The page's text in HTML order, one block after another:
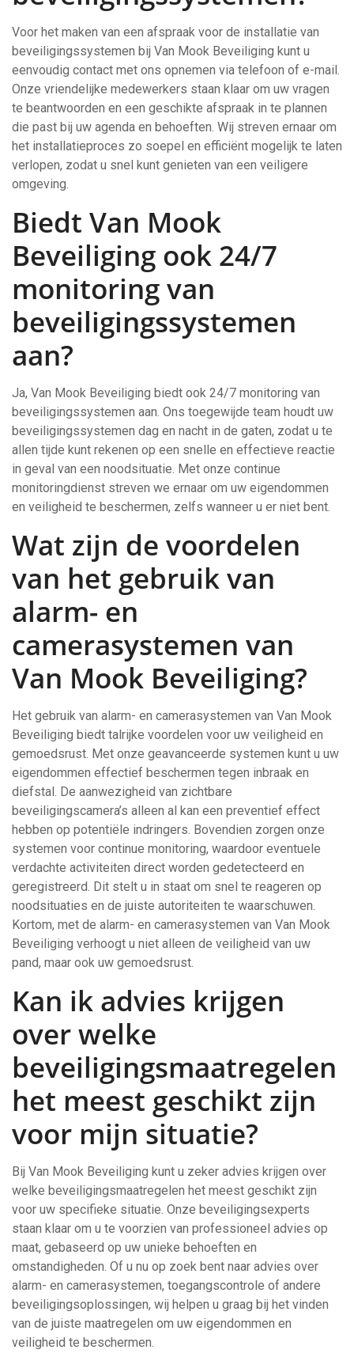
Voor het maken van een afspraak voor de installatie van
beveiligingssystemen bij Van Mook Beveiliging kunt u
eenvoudig contact met ons opnemen via telefoon of e-mail.
Onze vriendelijke medewerkers staan klaar om uw vragen
te beantwoorden en een geschikte afspraak in te plannen
die past bij uw agenda en behoeften. Wij streven ernaar om
het installatieproces zo soepel en efficiënt mogelijk te laten
verlopen, zodat u snel kunt genieten van een veiligere
omgeving.
Biedt Van Mook
Beveiliging ook 24/7
monitoring van
beveiligingssystemen
aan?
Ja, Van Mook Beveiliging biedt ook 24/7 monitoring van
beveiligingssystemen aan. Ons toegewijde team houdt uw
beveiligingssystemen dag en nacht in de gaten, zodat u te
allen tijde kunt rekenen op een snelle en effectieve reactie
in geval van een noodsituatie. Met onze continue
monitoringdienst streven we ernaar om uw eigendommen
en veiligheid te beschermen, zelfs wanneer u er niet bent.
Wat zijn de voordelen
van het gebruik van
alarm- en
camerasystemen van
Van Mook Beveiliging?
Het gebruik van alarm- en camerasystemen van Van Mook
Beveiliging biedt talrijke voordelen voor uw veiligheid en
gemoedsrust. Met onze geavanceerde systemen kunt u uw
eigendommen effectief beschermen tegen inbraak en
diefstal. De aanwezigheid van zichtbare
beveiligingscamera’s alleen al kan een preventief effect
hebben op potentiële indringers. Bovendien zorgen onze
systemen voor continue monitoring, waardoor eventuele
verdachte activiteiten direct worden gedetecteerd en
geregistreerd. Dit stelt u in staat om snel te reageren op
noodsituaties en de juiste autoriteiten te waarschuwen.
Kortom, met de alarm- en camerasystemen van Van Mook
Beveiliging verhoogt u niet alleen de veiligheid van uw
pand, maar ook uw gemoedsrust.
Kan ik advies krijgen
over welke
beveiligingsmaatregelen
het meest geschikt zijn
voor mijn situatie?
Bij Van Mook Beveiliging kunt u zeker advies krijgen over
welke beveiligingsmaatregelen het meest geschikt zijn
voor uw specifieke situatie. Onze beveiligingsexperts
staan klaar om u te voorzien van professioneel advies op
maat, gebaseerd op uw unieke behoeften en
omstandigheden. Of u nu op zoek bent naar advies over
alarm- en camerasystemen, toegangscontrole of andere
beveiligingsoplossingen, wij helpen u graag bij het vinden
van de juiste maatregelen om uw eigendommen en
veiligheid te beschermen.